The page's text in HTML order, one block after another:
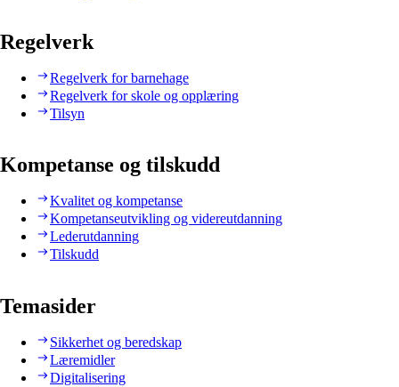
Regelverk
Regelverk for barnehage
Regelverk for skole og opplæring
Tilsyn
Kompetanse og tilskudd
Kvalitet og kompetanse
Kompetanseutvikling og videreutdanning
Lederutdanning
Tilskudd
Temasider
Sikkerhet og beredskap
Læremidler
Digitalisering